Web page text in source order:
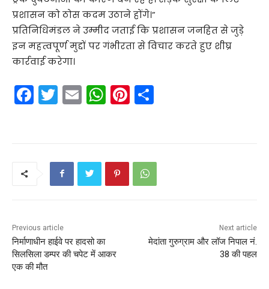
प्रशासन को ठोस कदम उठाने होंगे।”
प्रतिनिधिमंडल ने उम्मीद जताई कि प्रशासन जनहित से जुड़े
इन महत्वपूर्ण मुद्दों पर गंभीरता से विचार करते हुए शीघ्र
कार्रवाई करेगा।
F
a
k
T
w
E
m
W
h
A
p
Pi
nt
st
Previous article
निर्माणाधीन हाईवे पर हादसो का
सिलसिला डम्पर की चपेट में आकर
एक की मौत
Next article
मेदांता गुरुग्राम और लॉज निपाल नं.
38 की पहल